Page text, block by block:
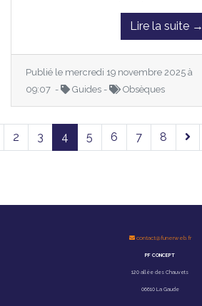
Lire la suite →
Publié le mercredi 19 novembre 2025 à
09:07 -
Guides - Obsèques
2 3 4 5 6 7 8
contact@funerweb.fr
PF CONCEPT
120 allée des Chauvets
06610 La Gaude